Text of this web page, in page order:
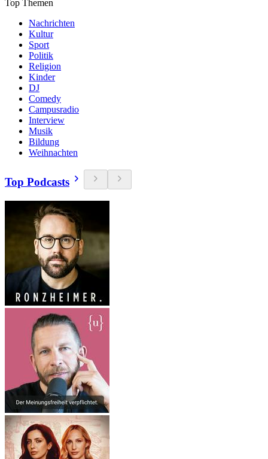
Top Themen
Nachrichten
Kultur
Sport
Politik
Religion
Kinder
DJ
Comedy
Campusradio
Interview
Musik
Bildung
Weihnachten
Top Podcasts